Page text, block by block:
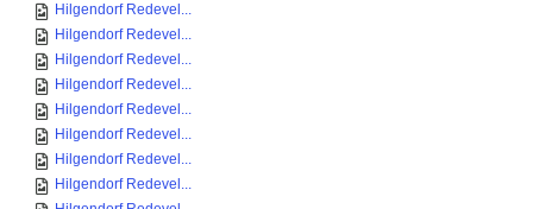
Hilgendorf Redevel...
Hilgendorf Redevel...
Hilgendorf Redevel...
Hilgendorf Redevel...
Hilgendorf Redevel...
Hilgendorf Redevel...
Hilgendorf Redevel...
Hilgendorf Redevel...